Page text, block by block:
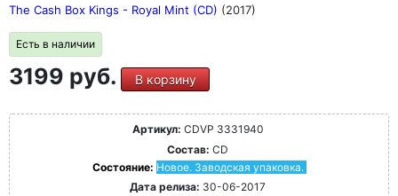
The Cash Box Kings - Royal Mint (CD) (2017)
Есть в наличии
3199 руб. В корзину
Артикул: CDVP 3331940
Состав: CD
Состояние: Новое. Заводская упаковка.
Дата релиза: 30-06-2017